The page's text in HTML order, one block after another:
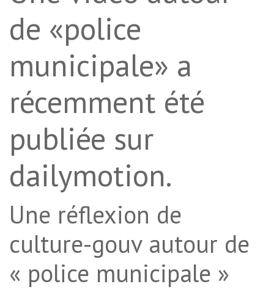
de «police
municipale» a
récemment été
publiée sur
dailymotion.
Une réflexion de
culture-gouv autour de
« police municipale »